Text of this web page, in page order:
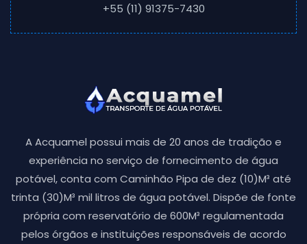
+55 (11) 91375-7430
A Acquamel possui mais de 20 anos de tradição e
experiência no serviço de fornecimento de água
potável, conta com Caminhão Pipa de dez (10)M³ até
trinta (30)M³ mil litros de água potável. Dispõe de fonte
própria com reservatório de 600M³ regulamentada
pelos órgãos e instituições responsáveis de acordo